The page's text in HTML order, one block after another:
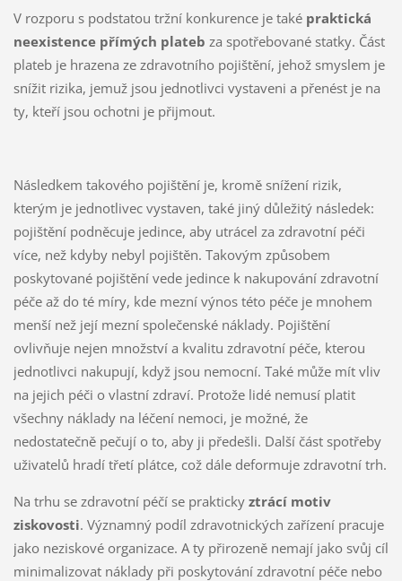
V rozporu s podstatou tržní konkurence je také praktická
neexistence přímých plateb za spotřebované statky. Část
plateb je hrazena ze zdravotního pojištění, jehož smyslem je
snížit rizika, jemuž jsou jednotlivci vystaveni a přenést je na
ty, kteří jsou ochotni je přijmout.
Následkem takového pojištění je, kromě snížení rizik,
kterým je jednotlivec vystaven, také jiný důležitý následek:
pojištění podněcuje jedince, aby utrácel za zdravotní péči
více, než kdyby nebyl pojištěn. Takovým způsobem
poskytované pojištění vede jedince k nakupování zdravotní
péče až do té míry, kde mezní výnos této péče je mnohem
menší než její mezní společenské náklady. Pojištění
ovlivňuje nejen množství a kvalitu zdravotní péče, kterou
jednotlivci nakupují, když jsou nemocní. Také může mít vliv
na jejich péči o vlastní zdraví. Protože lidé nemusí platit
všechny náklady na léčení nemoci, je možné, že
nedostatečně pečují o to, aby ji předešli. Další část spotřeby
uživatelů hradí třetí plátce, což dále deformuje zdravotní trh.
Na trhu se zdravotní péčí se prakticky ztrácí motiv
ziskovosti. Významný podíl zdravotnických zařízení pracuje
jako neziskové organizace. A ty přirozeně nemají jako svůj cíl
minimalizovat náklady při poskytování zdravotní péče nebo